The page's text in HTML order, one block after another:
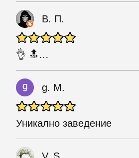
В. П.
👌 🔝…
g. M.
Уникално заведение